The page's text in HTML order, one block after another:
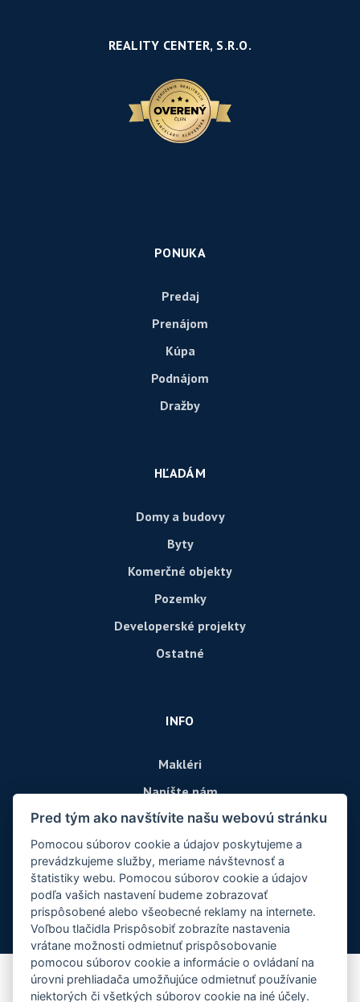
REALITY CENTER, S.R.O.
PONUKA
Predaj
Prenájom
Kúpa
Podnájom
Dražby
HĽADÁM
Domy a budovy
Byty
Komerčné objekty
Pozemky
Developerské projekty
Ostatné
INFO
Makléri
Napíšte nám
Kontakt
© 2026 - Reality Center, s.r.o.
Pred tým ako navštívite našu webovú stránku
Pomocou súborov cookie a údajov poskytujeme a
prevádzkujeme služby, meriame návštevnosť a
štatistiky webu. Pomocou súborov cookie a údajov
podľa vašich nastavení budeme zobrazovať
prispôsobené alebo všeobecné reklamy na internete.
Voľbou tlačidla Prispôsobiť zobrazíte nastavenia
vrátane možnosti odmietnuť prispôsobovanie
pomocou súborov cookie a informácie o ovládaní na
úrovni prehliadača umožňujúce odmietnuť používanie
niektorých či všetkých súborov cookie na iné účely.